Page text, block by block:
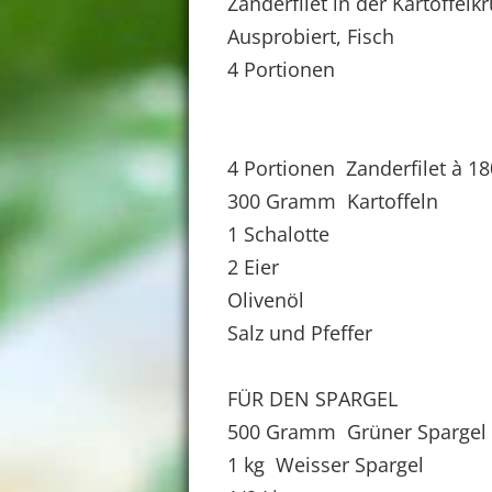
Ausprobiert, Fisch
4 Portionen
4 Portionen Zanderfilet à
300 Gramm Kartoffeln
1 Schalotte
2 Eier
Olivenöl
Salz und Pfeffer
FÜR DEN SPARGEL
500 Gramm Grüner Spargel
1 kg Weisser Spargel